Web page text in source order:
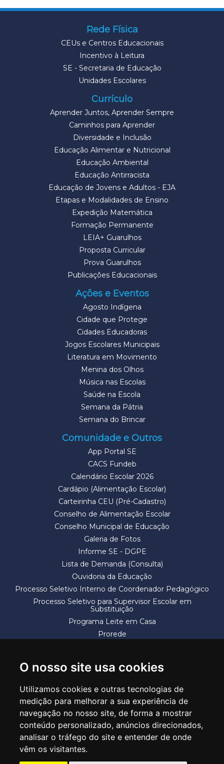
O nosso site usa cookies
Utilizamos cookies e outras tecnologias de
medição para melhorar a sua experiência de
navegação no nosso site, de forma a mostrar
conteúdo personalizado, anúncios direcionados,
analisar o tráfego do site e entender de onde
vêm os visitantes.
Rede Física
CEUs e Centros Educacionais
Incentivo à Leitura
SE - Secretaria de Educação
Unidades Escolares
Currículo
Aprender Juntos, Aprender Sempre
Caminhos para Aprender
Diversidade e Inclusão
Educação Alimentar e Nutricional
Educação Ambiental
Educação Antirracista
Educação de Jovens e Adultos - EJA
Etapas e Modalidades de Ensino
Expedição Matemática
Formação Permanente
LEIA+ Guarulhos
Proposta Curricular
Prova Guarulhos
Publicações Educacionais
Ações e Eventos
Agosto Indígena
Cidade que Protege
Cidades Educadoras
Jogos Escolares Municipais
Literatura em Movimento
Menina dos Olhos
Música nas Escolas
Saúde na Escola
Semana da Pátria
Semana do Brincar
Comunidade e Outros
App Portal SE
CACS Fundeb
Calendário Escolar 2026
Cardápio (Alimentação Escolar)
Carteirinha CEU (Pré-Cadastro)
Conselho de Alimentação Escolar
Conselho Municipal de Educação
Galeria de Fotos
Informe SE - DGPE
Lista de Demanda (Consulta)
Ouvidoria da Educação
Processo Seletivo Interno de Coordenador Pedagógico
Processo Seletivo para Supervisor Escolar em
Substituição
Programa Leite em Casa
Prorede
SECRETARIA DE EDUCAÇÃO
Rua Claudino Barbosa, 313 - Macedo - Guarulhos/SP CEP 07113-040
Central de Atendimento: *55 11 2475-7300